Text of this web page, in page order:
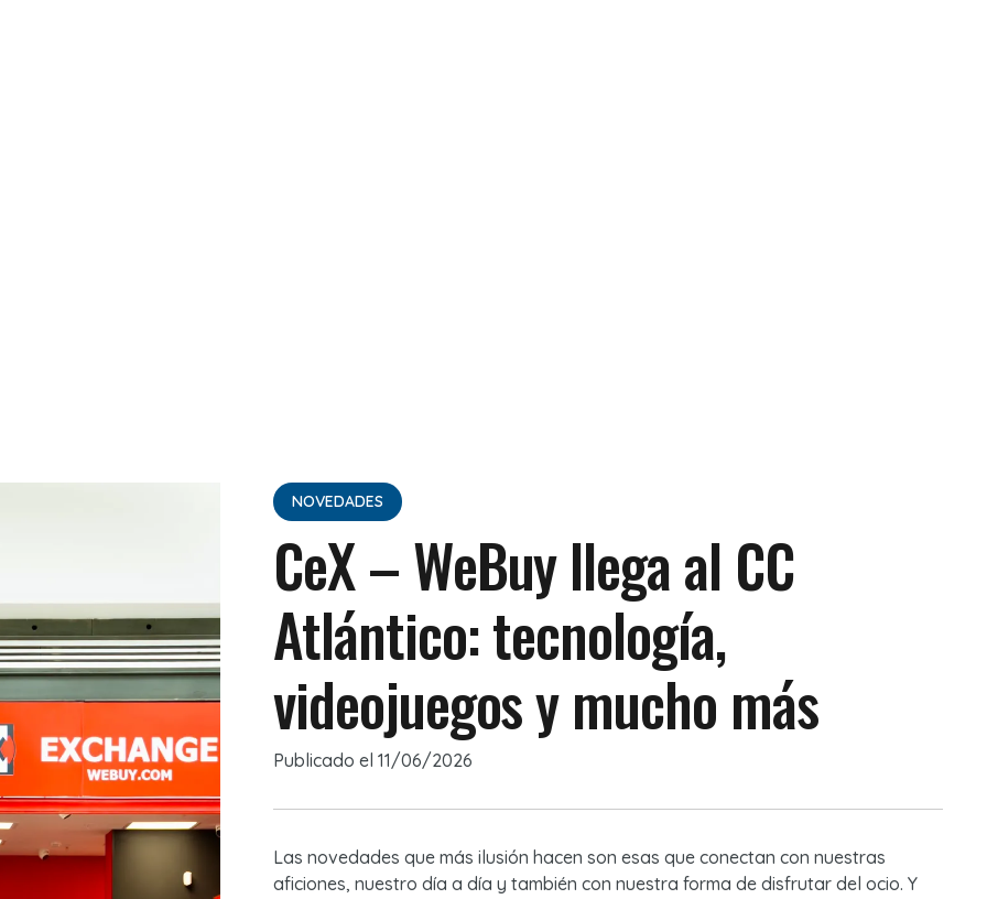
NOVEDADES
CeX – WeBuy llega al CC
Atlántico: tecnología,
videojuegos y mucho más
Publicado el 11/06/2026
Las novedades que más ilusión hacen son esas que conectan con nuestras
aficiones, nuestro día a día y también con nuestra forma de disfrutar del ocio. Y